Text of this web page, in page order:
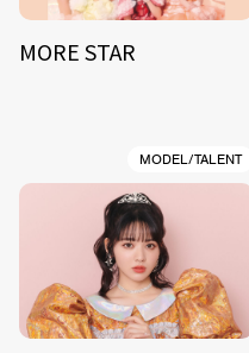
MORE STAR
MODEL/TALENT